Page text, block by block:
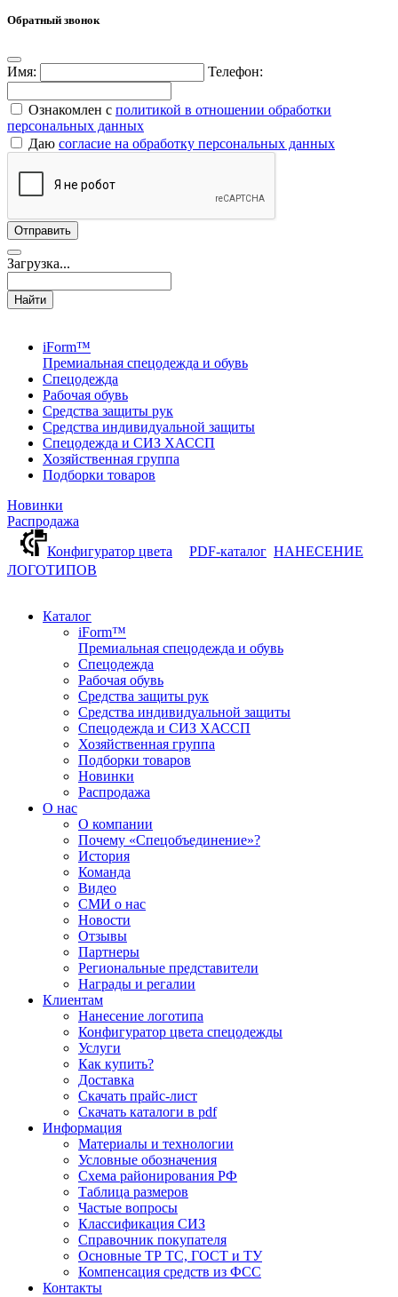
Обратный звонок
Имя: Телефон:
Ознакомлен с политикой в отношении обработки
персональных данных
Даю согласие на обработку персональных данных
Загрузка...
Найти
iForm™
Премиальная спецодежда и обувь
Спецодежда
Рабочая обувь
Средства защиты рук
Средства индивидуальной защиты
Спецодежда и СИЗ ХАССП
Хозяйственная группа
Подборки товаров
Новинки
Распродажа
Конфигуратор цвета
PDF-каталог НАНЕСЕНИЕ
ЛОГОТИПОВ
Каталог
iForm™
Премиальная спецодежда и обувь
Спецодежда
Рабочая обувь
Средства защиты рук
Средства индивидуальной защиты
Спецодежда и СИЗ ХАССП
Хозяйственная группа
Подборки товаров
Новинки
Распродажа
О нас
О компании
Почему «Спецобъединение»?
История
Команда
Видео
СМИ о нас
Новости
Отзывы
Партнеры
Региональные представители
Награды и регалии
Клиентам
Нанесение логотипа
Конфигуратор цвета спецодежды
Услуги
Как купить?
Доставка
Скачать прайс-лист
Скачать каталоги в pdf
Информация
Материалы и технологии
Условные обозначения
Схема районирования РФ
Таблица размеров
Частые вопросы
Классификация СИЗ
Справочник покупателя
Основные ТР ТС, ГОСТ и ТУ
Компенсация средств из ФСС
Контакты